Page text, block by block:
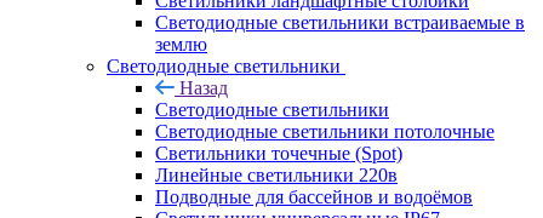
Светодиодные светильники встраиваемые в
землю
Светодиодные светильники
Назад
Светодиодные светильники
Светодиодные светильники потолочные
Светильники точечные (Spot)
Линейные светильники 220в
Подводные для бассейнов и водоёмов